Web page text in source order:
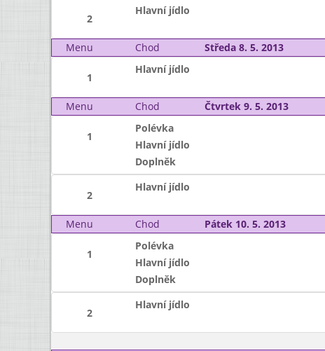
2
Hlavní jídlo
Menu Chod Středa 8. 5. 2013
1
Hlavní jídlo
Menu Chod Čtvrtek 9. 5. 2013
1
Polévka
Hlavní jídlo
Doplněk
2
Hlavní jídlo
Menu Chod Pátek 10. 5. 2013
1
Polévka
Hlavní jídlo
Doplněk
2
Hlavní jídlo